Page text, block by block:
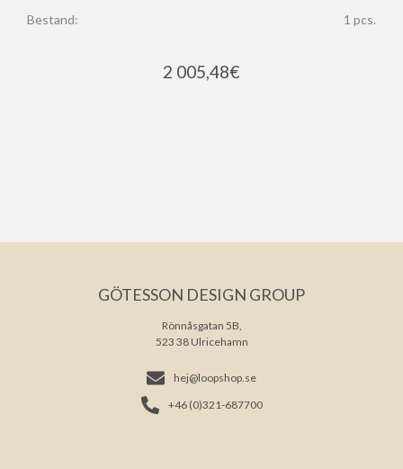
Bestand: 1 pcs.
2 005,48€
GÖTESSON DESIGN GROUP
Rönnåsgatan 5B,
523 38 Ulricehamn
hej@loopshop.se
+46 (0)321-687700